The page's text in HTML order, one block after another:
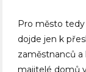
Pro město
dojde jen k
zaměstnanců a
majitelé domů